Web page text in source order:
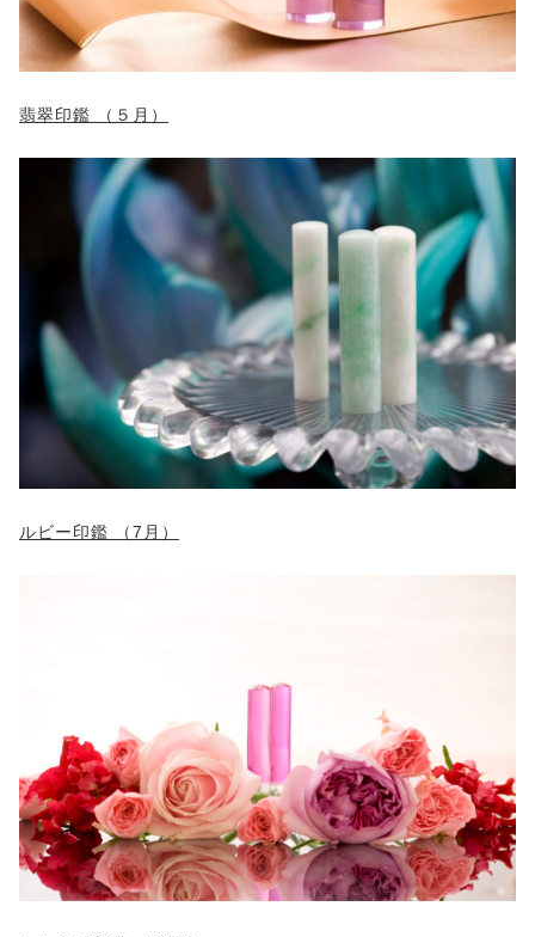
翡翠印鑑 （５月）
ルビー印鑑 （7月）